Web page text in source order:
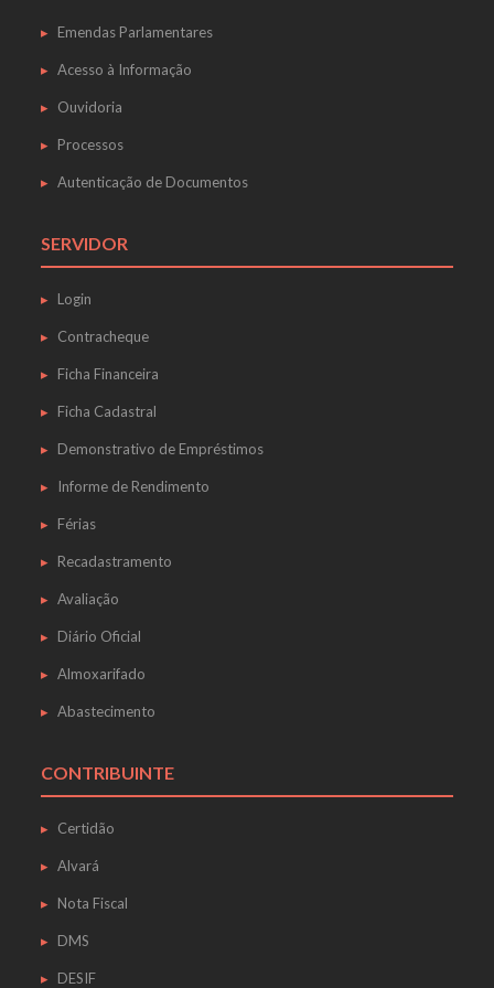
Emendas Parlamentares
Acesso à Informação
Ouvidoria
Processos
Autenticação de Documentos
SERVIDOR
Login
Contracheque
Ficha Financeira
Ficha Cadastral
Demonstrativo de Empréstimos
Informe de Rendimento
Férias
Recadastramento
Avaliação
Diário Oficial
Almoxarifado
Abastecimento
CONTRIBUINTE
Certidão
Alvará
Nota Fiscal
DMS
DESIF